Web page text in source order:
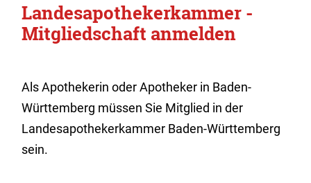
Landesapothekerkammer -
Mitgliedschaft anmelden
Als Apothekerin oder Apotheker in Baden-
Württemberg müssen Sie Mitglied in der
Landesapothekerkammer Baden-Württemberg
sein.